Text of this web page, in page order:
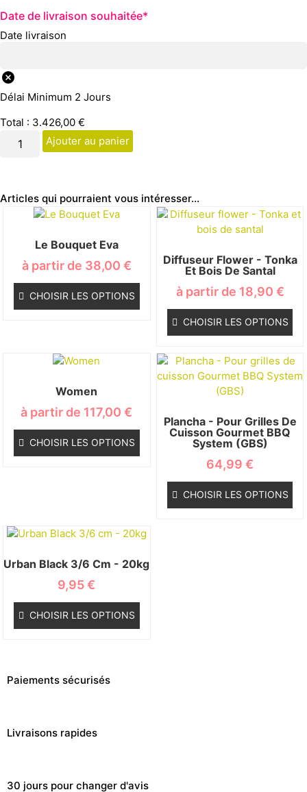
Date de livraison souhaitée*
Date livraison
Délai Minimum 2 Jours
Total : 3.426,00 €
Ajouter au panier
Articles qui pourraient vous intéresser...
Le Bouquet Eva
à partir de 38,00 €
CHOISIR LES OPTIONS
Diffuseur Flower - Tonka
Et Bois De Santal
à partir de 18,90 €
CHOISIR LES OPTIONS
Women
à partir de 117,00€
CHOISIR LES OPTIONS
Plancha - Pour Grilles De
Cuisson Gourmet BBQ
System (GBS)
64,99€
CHOISIR LES OPTIONS
Urban Black 3/6 Cm - 20kg
9,95€
CHOISIR LES OPTIONS
Paiements sécurisés
Livraisons rapides
30 jours pour changer d'avis